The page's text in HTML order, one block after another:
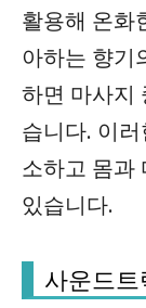
활용해 온화
아하는 향기
하면 마사지
습니다. 이
소하고 몸과
있습니다.
사운드